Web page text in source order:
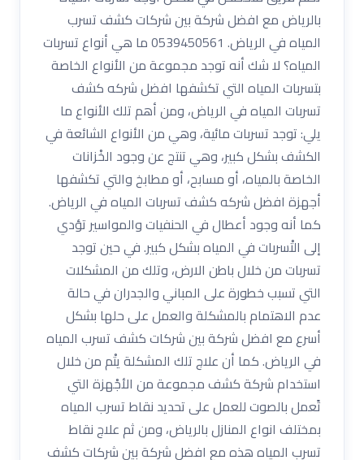
بالرياض مع افضل شركة بين شركات كشف تسرب
المياه في الرياض. 0539450561 ما هي أنواع تسربات
المياه؟ لا شك أنه توجد مجموعة من الأنواع الخاصة
بتسربات المياه التي تكشفها افضل شركه كشف
تسربات المياه في الرياض، ومن أهم تلك الأنواع ما
يلي: توجد تسربات مائية، وهي من الأنواع الشائعة في
الكشف بشكل كبير، وهي تنتج عن وجود الخْزانات
الخاصة بالمياه، أو مسابح، أو مطابخ والتي تكشفها
أجهزة افضل شركه كشف تسربات المياه في الرياض.
كما أنه وجود أعطال في الحنفيات والمواسير تؤدي
إلى التْسربات في المياه بشكل كبير. في حين توجد
تسربات من خلال باطن الارض، وتلك من المشكلات
التي تسبب خطورة على المباني والجدران في حالة
عدم الاهتمام بالمشكلة والعمل على حلها بشكل
أسرع مع افضل شركة بين شركات كشف تسرب المياه
في الرياض. كما أن علاج تلك المشكلة يتْم من خلال
استخدام شركة كشف مجموعة من الأجْهزة التي
تًعمل بالصوت للعمل على تحديد نقاط تسرب المياه
بمختلف انواع المنازل بالرياض، ومن ثم علاج نقاط
تسرب المياه هذه مع افضل شركة بين شركات كشف